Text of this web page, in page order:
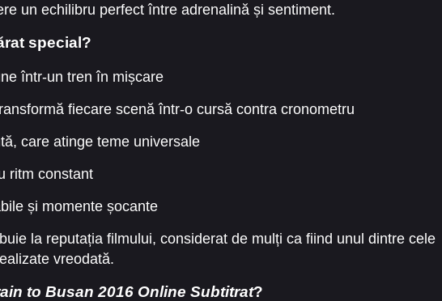
un echilibru perfect între adrenalină și sentiment.
special?
într-un tren în mișcare
fiecare scenă într-o cursă contra cronometru
care atinge teme universale
ritm constant
și momente șocante
la reputația filmului, considerat de mulți ca fiind unul dintre cele
vreodată.
to Busan 2016 Online Subtitrat?